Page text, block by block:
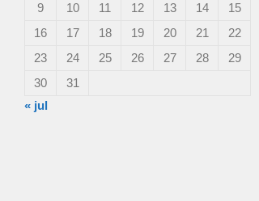
9
10 11 12 13 14
15
16
17 18 19 20 21
22
23
24 25 26 27 28
29
30
31
« jul